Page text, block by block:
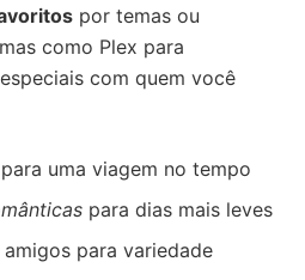
por temas ou
como Plex para
com quem você
uma viagem no tempo
para dias mais leves
para variedade